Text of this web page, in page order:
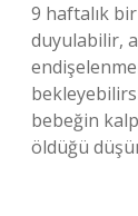
9 haftalık
duyulabilir,
bebeğin
öldüğü